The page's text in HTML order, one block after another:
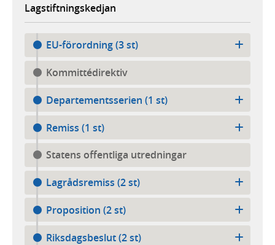
Lagstiftningskedjan
EU-förordning (3 st)
Kommittédirektiv
Departementsserien (1 st)
Remiss (1 st)
Statens offentliga utredningar
Lagrådsremiss (2 st)
Proposition (2 st)
Riksdagsbeslut (2 st)